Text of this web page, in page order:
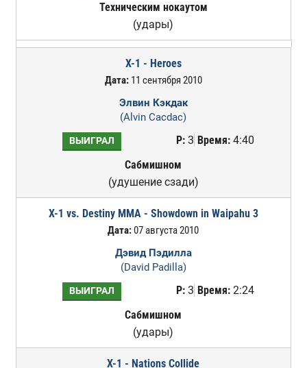
Техническим нокаутом
(удары)
X-1 - Heroes
Дата:11 сентября 2010
Элвин Кэкдак
(Alvin Cacdac)
ВЫИГРАЛ Р:3 Время:4:40
Сабмишном
(удушение сзади)
X-1 vs. Destiny MMA - Showdown in Waipahu 3
Дата:07 августа 2010
Дэвид Пэдилла
(David Padilla)
ВЫИГРАЛ Р:3 Время:2:24
Сабмишном
(удары)
X-1 - Nations Collide